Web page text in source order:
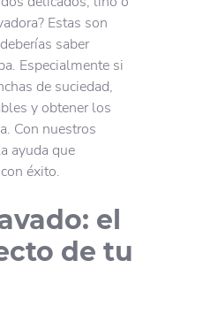
Estas son
saber
Especialmente si
de suciedad,
y obtener los
Con nuestros
ayuda que
éxito.
el
de tu